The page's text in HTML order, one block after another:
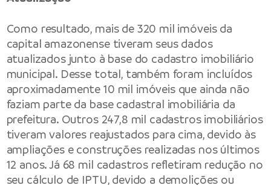
Como resultado, mais de 320 mil imóveis da
capital amazonense tiveram seus dados
atualizados junto à base do cadastro imobiliário
municipal. Desse total, também foram incluídos
aproximadamente 10 mil imóveis que ainda não
faziam parte da base cadastral imobiliária da
prefeitura. Outros 247,8 mil cadastros imobiliários
tiveram valores reajustados para cima, devido às
ampliações e construções realizadas nos últimos
12 anos. Já 68 mil cadastros refletiram redução no
seu cálculo de IPTU, devido a demolições ou